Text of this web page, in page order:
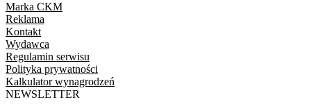
Marka CKM
Reklama
Kontakt
Wydawca
Regulamin serwisu
Polityka prywatności
Kalkulator wynagrodzeń
NEWSLETTER